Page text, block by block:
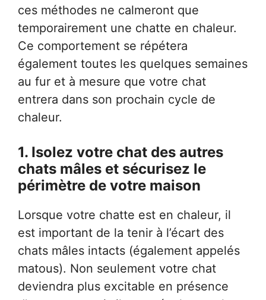
ces méthodes ne calmeront que
temporairement une chatte en chaleur.
Ce comportement se répétera
également toutes les quelques semaines
au fur et à mesure que votre chat
entrera dans son prochain cycle de
chaleur.
1. Isolez votre chat des autres
chats mâles et sécurisez le
périmètre de votre maison
Lorsque votre chatte est en chaleur, il
est important de la tenir à l’écart des
chats mâles intacts (également appelés
matous). Non seulement votre chat
deviendra plus excitable en présence